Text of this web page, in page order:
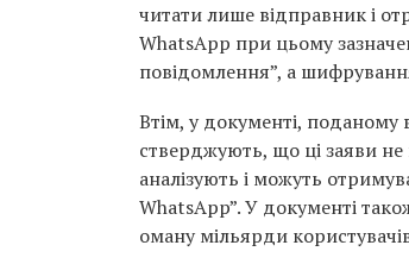
читати лише відправник і
WhatsApp при цьому
повідомлення”, а
Втім, у документі,
стверджують, що ці заяви не
аналізують і можуть
WhatsApp”. У документі
оману мільярди